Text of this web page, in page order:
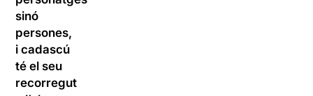
sinó
persones,
i cadascú
té el seu
recorregut